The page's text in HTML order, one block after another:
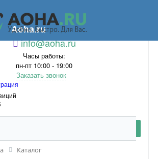
Aoha.ru
info@aoha.ru
Часы работы:
пн-пт 10:00 - 19:00
Заказать звонок
Каталог